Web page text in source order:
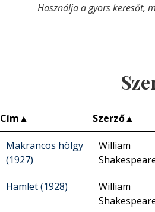
Használja a gyors keresőt,
Cím▲ Szerző▲
Makrancos hölgy
(1927)
William
Hamlet (1928)
William